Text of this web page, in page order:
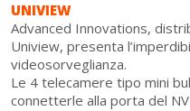
UNIVIEW
Advanced Innovations,
Uniview, presenta
videosorveglianza.
Le 4 telecamere tipo mini
connetterle alla porta del